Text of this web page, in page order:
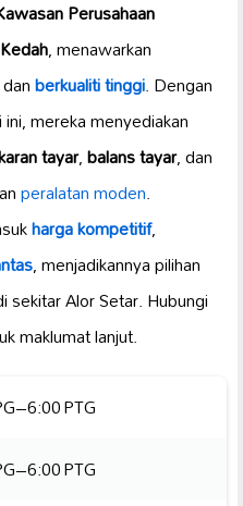
Perusahaan
, menawarkan
danberkualiti tinggi. Dengan
mereka menyediakan
tayar,balans tayar, dan
peralatan moden.
harga kompetitif,
, menjadikannya pilihan
sekitar Alor Setar. Hubungi
maklumat lanjut.
PTG
PTG